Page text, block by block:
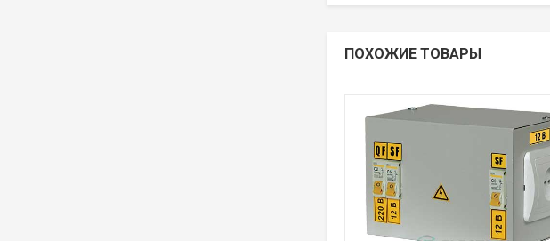
ПОХОЖИЕ ТОВАРЫ